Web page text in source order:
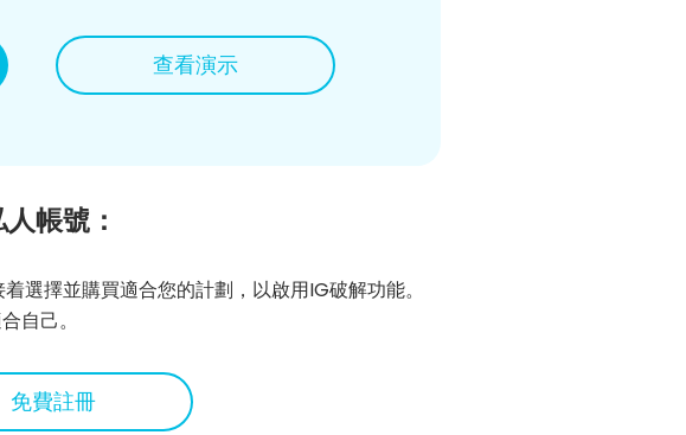
查看演示
帳號：
選擇並購買適合您的計劃，以啟用IG破解功能。
自己。
免費註冊